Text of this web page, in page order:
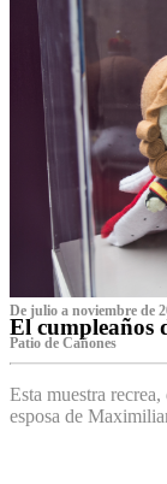
De julio a noviembre de
El cumpleaños
Patio de Cañones
Esta muestra
esposa de